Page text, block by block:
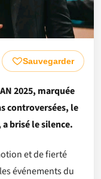
Sauvegarder
2025, marquée
controversées, le
brisé le silence.
et de fierté
événements du